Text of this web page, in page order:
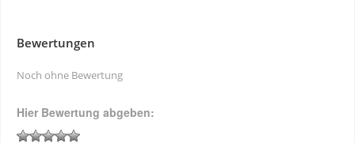
Bewertungen
Noch ohne Bewertung
Hier Bewertung abgeben: